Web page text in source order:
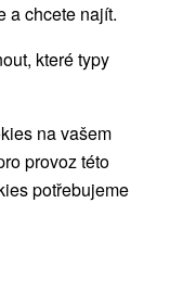
a chcete najít.
které typy
na vašem
provoz této
potřebujeme